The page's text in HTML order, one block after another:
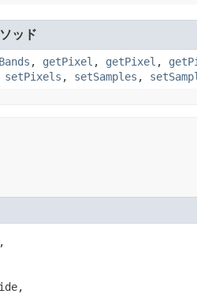
ッド
, getPixel , getPixel ,
setPixels , setSamples ,